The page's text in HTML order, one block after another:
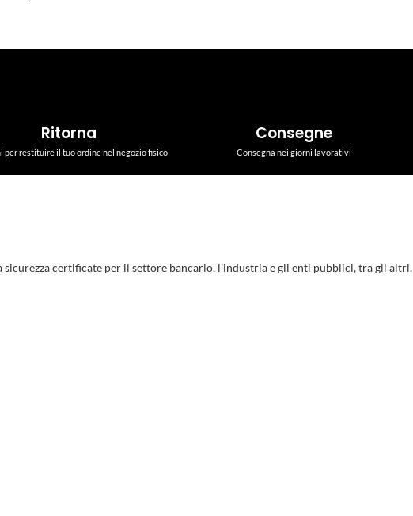
Ritorna
per restituire il tuo ordine nel negozio fisico
Consegne
Consegna nei giorni lavorativi
certificate per il settore bancario, l’industria e gli enti pubblici, tra gli altri.